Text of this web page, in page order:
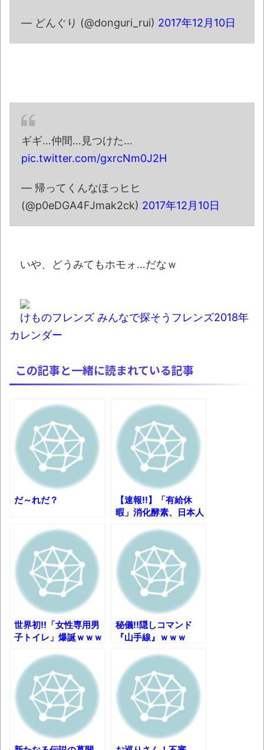
ミがあり児童ポルノ禁止法違反で逮捕NEW!
【朗報】月曜から東日本をガツンと冷やし
うんざりしてるやつｗｗｗｗｗｗｗ
【動画】熊本地震発生時の手術室の様子が
公開される
い」雑魚寝も…避難所めぐる格差とか れいわ
新選組、「いのちの党」に改名とか 「週刊少
「これで11万取られたの!?」あるX民が玄関
なった
【07日の新刊】「魔女と傭兵 9」「転生
したら第七王子だったので、気ままに魔術を極
36年 ～因果な逆転劇～
50歳になりました
凡庸な悪
ロープと滑車と犬マスクでエクストリーム
変身。
お前らの身体の悩み教えてくれ
『FF15』が発売10周年！ノクティスフィギ
ュアなどが当たる記念くじが登場です
みんななんだかんだ言ってお金持ってんじ
ゃん
「アメリカのヤンキーがアジア人にケンカ
を売った結果ｗｗｗ」 ほか
【読書感想】山野辺太郎『いつか深い穴に
落ちるまで』
映画ちいかわ観に行ったので感想を書きま
す(若干ネタバレあり) 26/07/25
マケイン9巻＆アニメ公式ガイド感想
独学で挑んだ2026年二級建築士学科試験結
— どんぐり (@donguri_rui) 2017年12月10日
ギギ…仲間…見つけた…
pic.twitter.com/gxrcNm0J2H
— 帰ってくんなほっヒヒ
(@p0eDGA4FJmak2ck) 2017年12月10日
いや、どうみてもホモォ…だなｗ
けものフレンズ みんなで探そうフレンズ2018年
カレンダー
この記事と一緒に読まれている記事
だ～れだ？
【速報!!】「有給休
暇」消化酵素、日本人
世界初!!「女性専用男
子トイレ」爆誕ｗｗｗ
秘儀!!隠しコマンド
『山手線』ｗｗｗ